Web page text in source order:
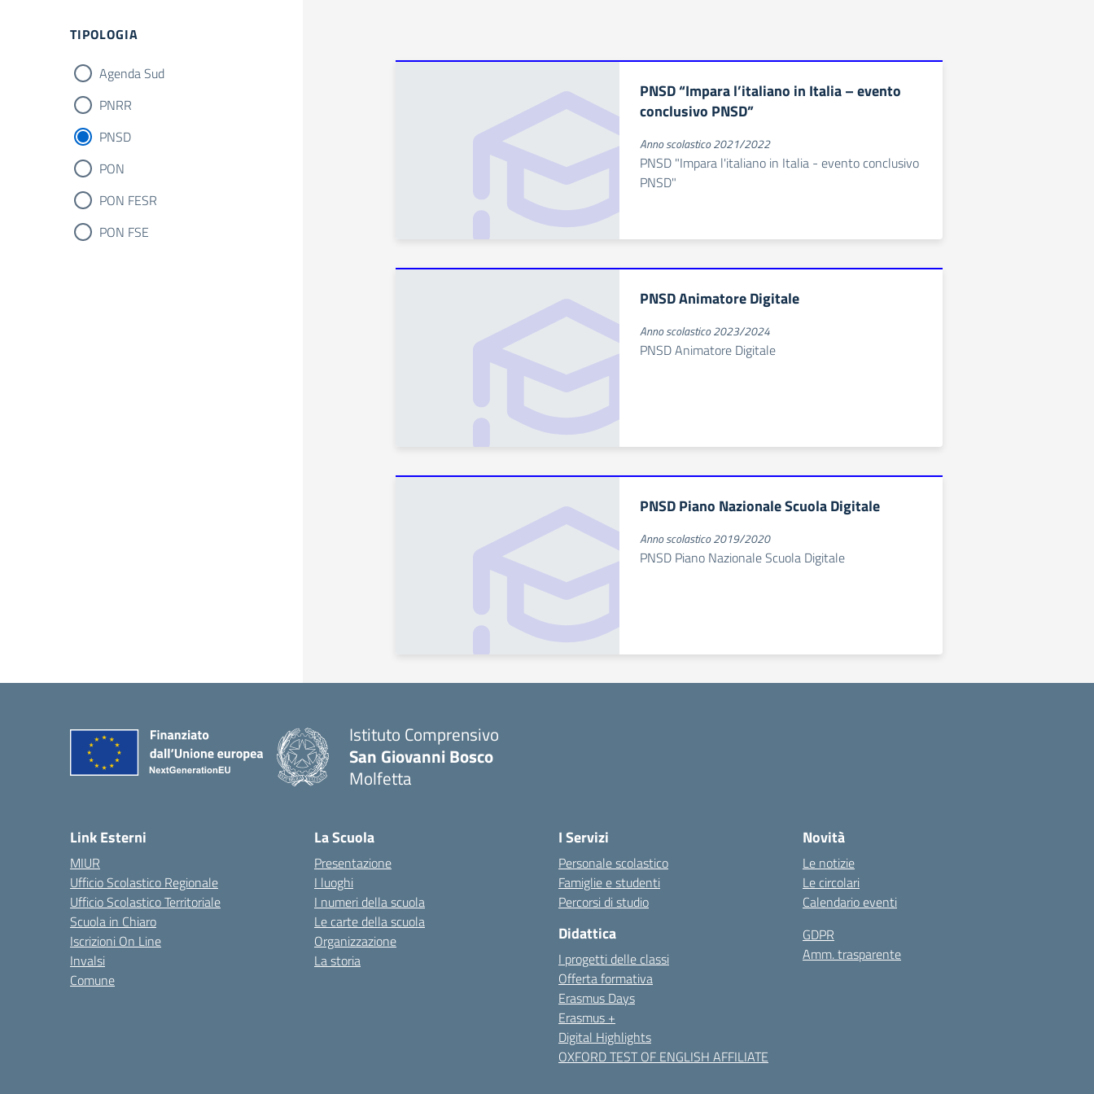
Filtri
TIPOLOGIA
Agenda Sud
PNRR
PNSD
PON
PON FESR
PON FSE
PNSD “Impara l’italiano in Italia – evento
conclusivo PNSD”
Anno scolastico 2021/2022
PNSD "Impara l'italiano in Italia - evento conclusivo
PNSD"
PNSD Animatore Digitale
Anno scolastico 2023/2024
PNSD Animatore Digitale
PNSD Piano Nazionale Scuola Digitale
Anno scolastico 2019/2020
PNSD Piano Nazionale Scuola Digitale
Istituto Comprensivo
San Giovanni Bosco
Molfetta
Link Esterni
MIUR
Ufficio Scolastico Regionale
Ufficio Scolastico Territoriale
Scuola in Chiaro
Iscrizioni On Line
Invalsi
Comune
La Scuola
Presentazione
I luoghi
I numeri della scuola
Le carte della scuola
Organizzazione
La storia
I Servizi
Personale scolastico
Famiglie e studenti
Percorsi di studio
Didattica
I progetti delle classi
Offerta formativa
Erasmus Days
Erasmus +
Digital Highlights
OXFORD TEST OF ENGLISH AFFILIATE
Novità
Le notizie
Le circolari
Calendario eventi
GDPR
Amm. trasparente